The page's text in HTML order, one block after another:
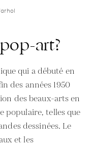
art?
qui a débuté en
des années 1950
des beaux-arts en
populaire, telles que
dessinées. Le
et les